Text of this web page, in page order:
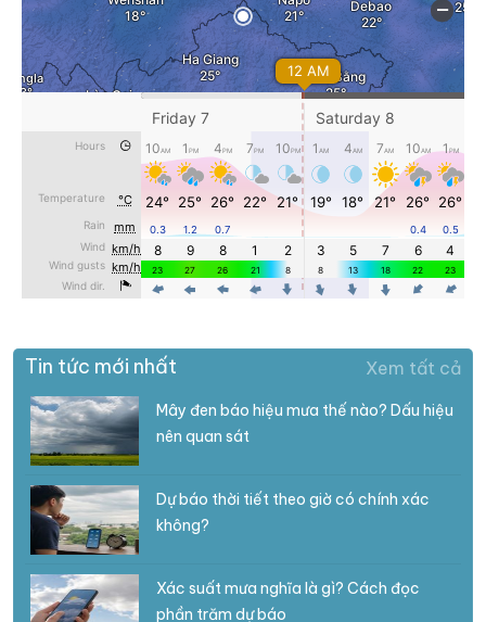
Tin tức mới nhất Xem tất cả
Mây đen báo hiệu mưa thế nào? Dấu hiệu
nên quan sát
Dự báo thời tiết theo giờ có chính xác
không?
Xác suất mưa nghĩa là gì? Cách đọc
phần trăm dự báo